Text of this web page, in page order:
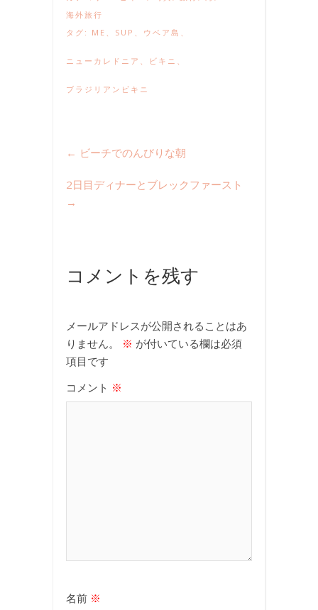
海外旅行
タグ: ME SUP ウベア島
ニューカレドニア ビキニ
ブラジリアンビキニ
← ビーチでのんびりな朝
2日目ディナーとブレックファースト
→
コメントを残す
メールアドレスが公開されることはあ
りません。
※ が付いている欄は必須
項目です
コメント ※
名前 ※